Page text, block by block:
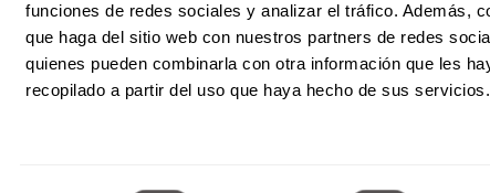
funciones de redes sociales y analizar el tráfico. Además,
que haga del sitio web con nuestros partners de redes
quienes pueden combinarla con otra información que les
recopilado a partir del uso que haya hecho de sus servicios.